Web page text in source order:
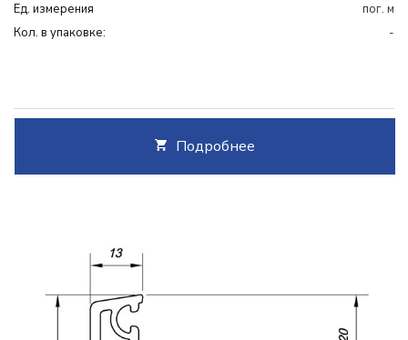
Ед. измерения
пог. м
Кол. в упаковке:
-
Подробнее